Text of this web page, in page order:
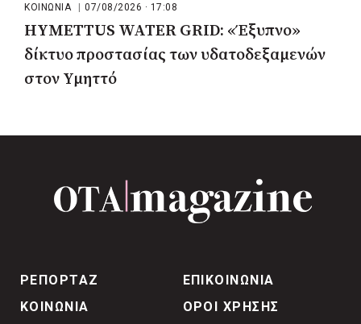
ΚΟΙΝΩΝΙΑ | 07/08/2026 · 17:08
HYMETTUS WATER GRID: «Έξυπνο»
δίκτυο προστασίας των υδατοδεξαμενών
στον Υμηττό
ΡΕΠΟΡΤΑΖ
ΚΟΙΝΩΝΙΑ
ΕΠΙΚΟΙΝΩΝΙΑ
ΟΡΟΙ ΧΡΗΣΗΣ